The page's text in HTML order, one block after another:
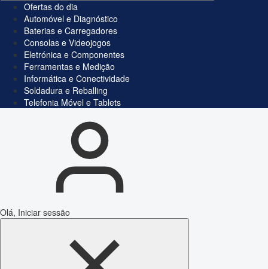
Ofertas do dia
Automóvel e Diagnóstico
Baterias e Carregadores
Consolas e Videojogos
Eletrónica e Componentes
Ferramentas e Medição
Informática e Conectividade
Soldadura e Reballing
Telefonia Móvel e Tablets
Olá, Iniciar sessão